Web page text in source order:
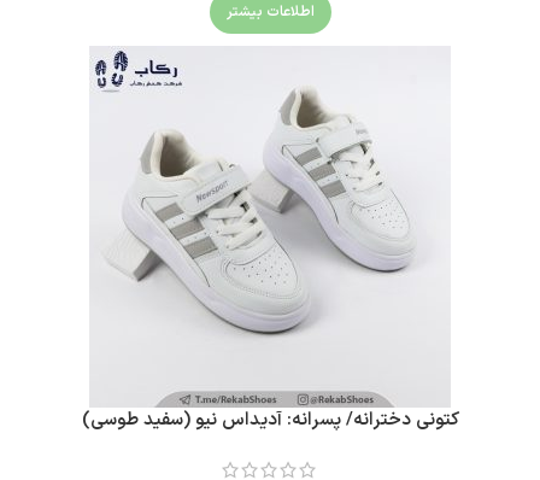
اطلاعات بیشتر
کتونی دخترانه/ پسرانه: آدیداس نیو (سفید طوسی)